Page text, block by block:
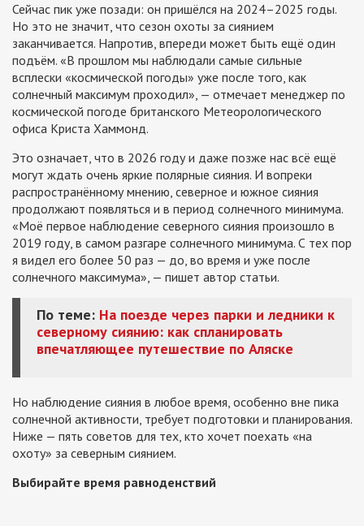
Сейчас пик уже позади: он пришёлся на 2024–2025 годы.
Но это не значит, что сезон охоты за сиянием
заканчивается. Напротив, впереди может быть ещё один
подъём. «В прошлом мы наблюдали самые сильные
всплески «космической погоды» уже после того, как
солнечный максимум проходил», — отмечает менеджер по
космической погоде британского Метеорологического
офиса Криста Хаммонд.
Это означает, что в 2026 году и даже позже нас всё ещё
могут ждать очень яркие полярные сияния. И вопреки
распространённому мнению, северное и южное сияния
продолжают появляться и в период солнечного минимума.
«Моё первое наблюдение северного сияния произошло в
2019 году, в самом разгаре солнечного минимума. С тех пор
я видел его более 50 раз — до, во время и уже после
солнечного максимума», — пишет автор статьи.
По теме: На поезде через парки и ледники к
северному сиянию: как спланировать
впечатляющее путешествие по Аляске
Но наблюдение сияния в любое время, особенно вне пика
солнечной активности, требует подготовки и планирования.
Ниже — пять советов для тех, кто хочет поехать «на
охоту» за северным сиянием.
Выбирайте время равноденствий